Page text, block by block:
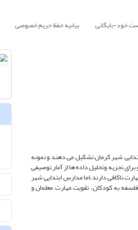
خود-بایگانی بیانیه حفظ حریم خصوصی
شهر کرمان تشکیل می دهند و نمونه
تجزیه وتحلیل داده ها از آمار توصیفی
ناکافی دارند،اما مدارس ابتدایی شهر
به کودکان، تقویت مهارت معلمان و